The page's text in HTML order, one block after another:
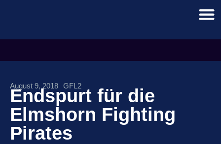
August 9, 2018 GFL2
Endspurt für die
Elmshorn Fighting
Pirates